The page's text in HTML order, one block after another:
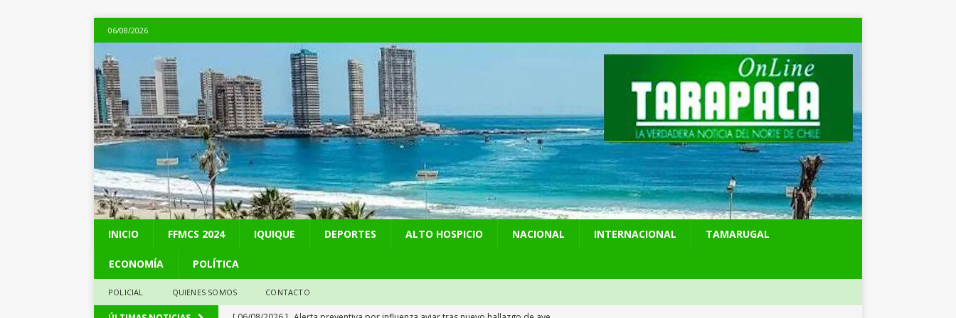
06/08/2026
INICIO FFMCS 2024 IQUIQUE DEPORTES ALTO HOSPICIO NACIONAL INTERNACIONAL TAMARUGAL
ECONOMÍA POLÍTICA
POLICIAL QUIENES SOMOS CONTACTO